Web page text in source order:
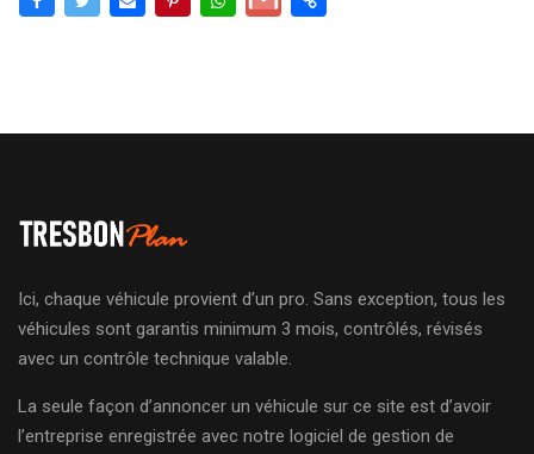
Ici, chaque véhicule provient d’un pro. Sans exception, tous les
véhicules sont garantis minimum 3 mois, contrôlés, révisés
avec un contrôle technique valable.
La seule façon d’annoncer un véhicule sur ce site est d’avoir
l’entreprise enregistrée avec notre logiciel de gestion de